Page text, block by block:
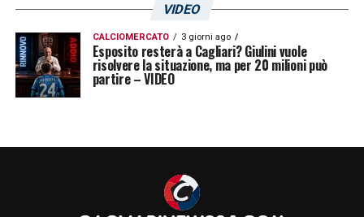
VIDEO
CALCIOMERCATO 3 giorni ago
Esposito resterà a Cagliari? Giulini vuole
risolvere la situazione, ma per 20 milioni può
partire – VIDEO